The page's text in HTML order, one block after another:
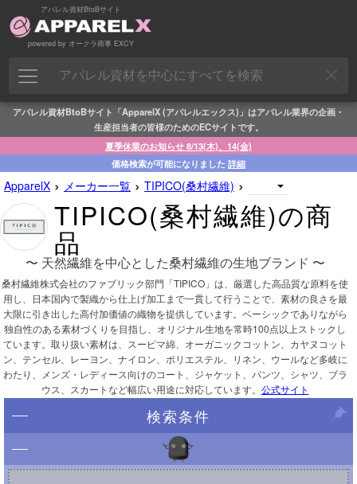
アパレル資材BtoBサイト
powered by オークラ商事 EXCY
アパレル資材BtoBサイト「ApparelX (アパレルエックス)」はアパレル業界の企画・
生産担当者の皆様のためのECサイトです。
夏季休業のお知らせ 8/13(木)、14(金)
価格検索が可能になりました 詳細
ApparelX › メーカー一覧 › TIPICO(桑村繊維) ›
TIPICO(桑村繊維)の商
品
〜 天然繊維を中心とした桑村繊維の生地ブランド 〜
桑村繊維株式会社のファブリック部門「TIPICO」は、厳選した高品質な原料を使
用し、日本国内で製織から仕上げ加工まで一貫して行うことで、素材の良さを最
大限に引き出した高付加価値の織物を提供しています。ベーシックでありながら
独自性のある素材づくりを目指し、オリジナル生地を常時100点以上ストックし
ています。取り扱い素材は、スーピマ綿、オーガニックコットン、カヤヌコット
ン、テンセル、レーヨン、ナイロン、ポリエステル、リネン、ウールなど多岐に
わたり、メンズ・レディース向けのコート、ジャケット、パンツ、シャツ、ブラ
ウス、スカートなど幅広い用途に対応しています。 公式サイト
検索条件